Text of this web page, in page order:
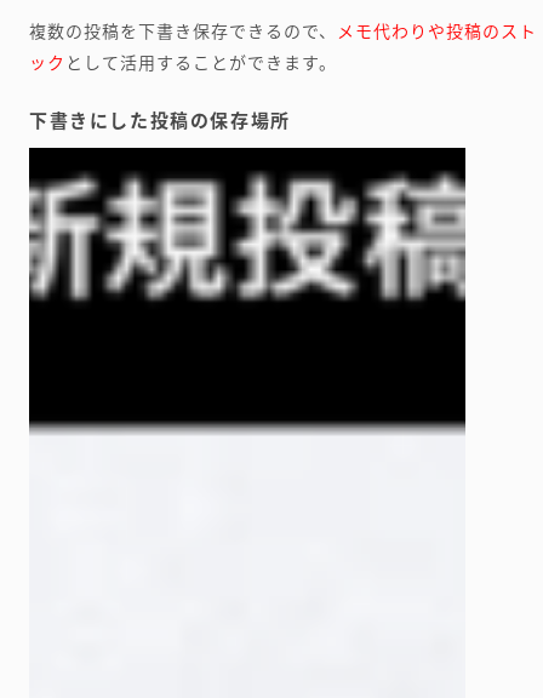
複数の投稿を下書き保存できるので、 メモ代わりや投稿のスト
ック として活用することができます。
下書きにした投稿の保存場所